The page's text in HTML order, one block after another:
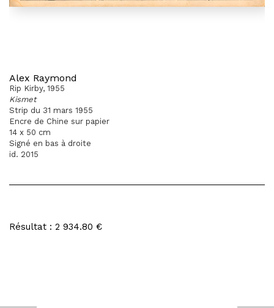
Alex Raymond
Rip Kirby, 1955
Kismet
Strip du 31 mars 1955
Encre de Chine sur papier
14 x 50 cm
Signé en bas à droite
id. 2015
Résultat : 2 934.80 €